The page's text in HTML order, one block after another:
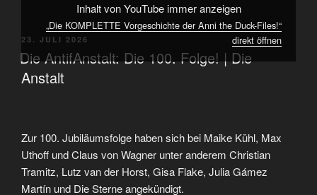
Inhalt von YouTube immer anzeigen
„Die KOMPLETTE Vorgeschichte der Anni the Duck-Files!“
direkt öffnen
VERÖFFENTLICHT
AM
23. JULI 2026
Die AntifAnstalt: Die 100. Folge! | Die
Anstalt
Zur 100. Jubiläumsfolge haben sich bei Maike Kühl, Max
Uthoff und Claus von Wagner unter anderem Christian
Tramitz, Lutz van der Horst, Gisa Flake, Julia Gámez
Martín und Die Sterne angekündigt.